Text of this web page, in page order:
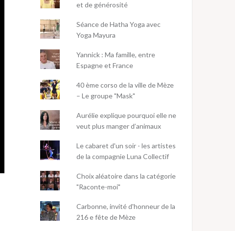
et de générosité
Séance de Hatha Yoga avec
Yoga Mayura
Yannick : Ma famille, entre
Espagne et France
40 ème corso de la ville de Mèze
– Le groupe "Mask"
Aurélie explique pourquoi elle ne
veut plus manger d’animaux
Le cabaret d'un soir - les artistes
de la compagnie Luna Collectif
Choix aléatoire dans la catégorie
"Raconte-moi"
Carbonne, invité d'honneur de la
216 e fête de Mèze